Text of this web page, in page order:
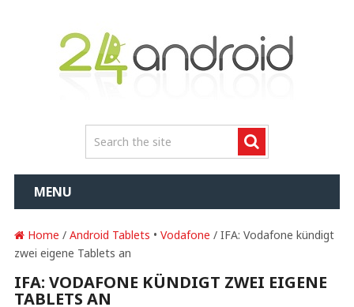
MENU
Home / Android Tablets • Vodafone / IFA: Vodafone kündigt
zwei eigene Tablets an
IFA: VODAFONE KÜNDIGT ZWEI EIGENE
TABLETS AN